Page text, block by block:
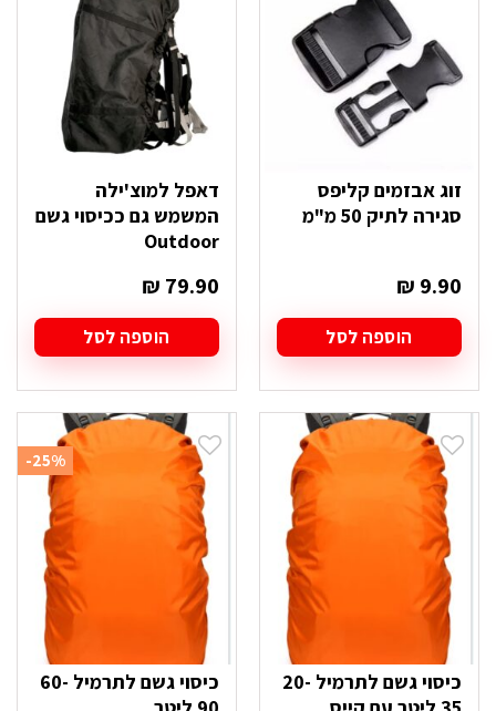
זוג אבזמים קליפס
סגירה לתיק 50 מ"מ
₪ 9.90
הוספה לסל
דאפל למוצ'ילה
המשמש גם ככיסוי גשם
Outdoor
₪ 79.90
הוספה לסל
כיסוי גשם לתרמיל 20-
-25%
כיסוי גשם לתרמיל 60-